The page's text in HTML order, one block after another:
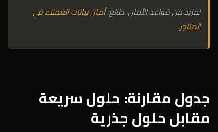
لمزيد من قواعد الأمان، طالع:أمان بيانات العملاء في
المتاجر.
جدول مقارنة: حلول سريعة
مقابل حلول جذرية